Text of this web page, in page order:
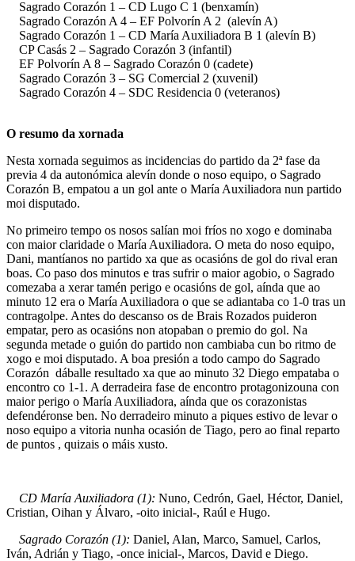
Sagrado Corazón 1 – CD Lugo C 1 (benxamín)
Sagrado Corazón A 4 – EF Polvorín A 2 (alevín A)
Sagrado Corazón 1 – CD María Auxiliadora B 1 (alevín B)
CP Casás 2 – Sagrado Corazón 3 (infantil)
EF Polvorín A 8 – Sagrado Corazón 0 (cadete)
Sagrado Corazón 3 – SG Comercial 2 (xuvenil)
Sagrado Corazón 4 – SDC Residencia 0 (veteranos)
O resumo da xornada
Nesta xornada seguimos as incidencias do partido da 2ª fase da
previa 4 da autonómica alevín donde o noso equipo, o Sagrado
Corazón B, empatou a un gol ante o María Auxiliadora nun partido
moi disputado.
No primeiro tempo os nosos salían moi fríos no xogo e dominaba
con maior claridade o María Auxiliadora. O meta do noso equipo,
Dani, mantíanos no partido xa que as ocasións de gol do rival eran
boas. Co paso dos minutos e tras sufrir o maior agobio, o Sagrado
comezaba a xerar tamén perigo e ocasións de gol, aínda que ao
minuto 12 era o María Auxiliadora o que se adiantaba co 1-0 tras un
contragolpe. Antes do descanso os de Brais Rozados puideron
empatar, pero as ocasións non atopaban o premio do gol. Na
segunda metade o guión do partido non cambiaba cun bo ritmo de
xogo e moi disputado. A boa presión a todo campo do Sagrado
Corazón dáballe resultado xa que ao minuto 32 Diego empataba o
encontro co 1-1. A derradeira fase de encontro protagonizouna con
maior perigo o María Auxiliadora, aínda que os corazonistas
defendéronse ben. No derradeiro minuto a piques estivo de levar o
noso equipo a vitoria nunha ocasión de Tiago, pero ao final reparto
de puntos , quizais o máis xusto.
CD María Auxiliadora (1): Nuno, Cedrón, Gael, Héctor, Daniel,
Cristian, Oihan y Álvaro, -oito inicial-, Raúl e Hugo.
Sagrado Corazón (1): Daniel, Alan, Marco, Samuel, Carlos,
Iván, Adrián y Tiago, -once inicial-, Marcos, David e Diego.